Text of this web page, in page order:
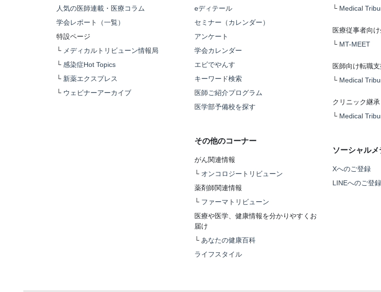
人気の医師連載・医療コラム
学会レポート（一覧）
特設ページ
└ メディカルトリビューン情報局
└ 感染症Hot Topics
└ 新薬エクスプレス
└ ウェビナーアーカイブ
eディテール
セミナー（カレンダー）
アンケート
学会カレンダー
エビでやんす
キーワード検索
医師ご紹介プログラム
医学部予備校を探す
その他のコーナー
がん関連情報
└ オンコロジートリビューン
薬剤師関連情報
└ ファーマトリビューン
医療や医学、健康情報を分かりやすくお
届け
└ あなたの健康百科
ライフスタイル
└ Medical
医療従事者向
└ MT-MEET
医師向け転職
└ Medical
クリニック継
└ Medical
ソーシャル
Xへのご登録
LINEへのご登録